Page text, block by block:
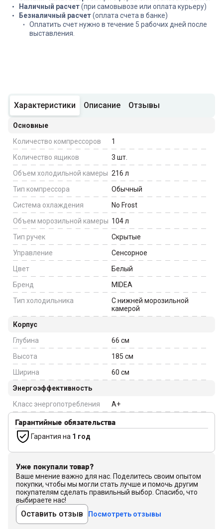
Наличный расчет(при самовывозе или оплата курьеру)
Безналичный расчет(оплата счета в банке)
Оплатить счет нужно в течение 5 рабочих дней после
выставления.
Характеристики Описание Отзывы
Основные
Количество компрессоров
1
Количество ящиков
3 шт.
Объем холодильной камеры 216 л
Тип компрессора
Обычный
Система охлаждения
No Frost
Объем морозильной камеры 104л
Тип ручек
Скрытые
Управление
Сенсорное
Цвет
Белый
Бренд
MIDEA
Тип холодильника
С нижней морозильной
камерой
Корпус
Глубина
66 см
Высота
185 см
Ширина
60 см
Энергоэффективность
Класс энергопотребления
A+
Гарантийные обязательства
Гарантия на 1 год
Уже покупали товар?
Ваше мнение важно для нас. Поделитесь своим опытом
покупки, чтобы мы могли стать лучше и помочь другим
покупателям сделать правильный выбор. Спасибо, что
выбираете нас!
Оставить отзыв Посмотреть отзывы